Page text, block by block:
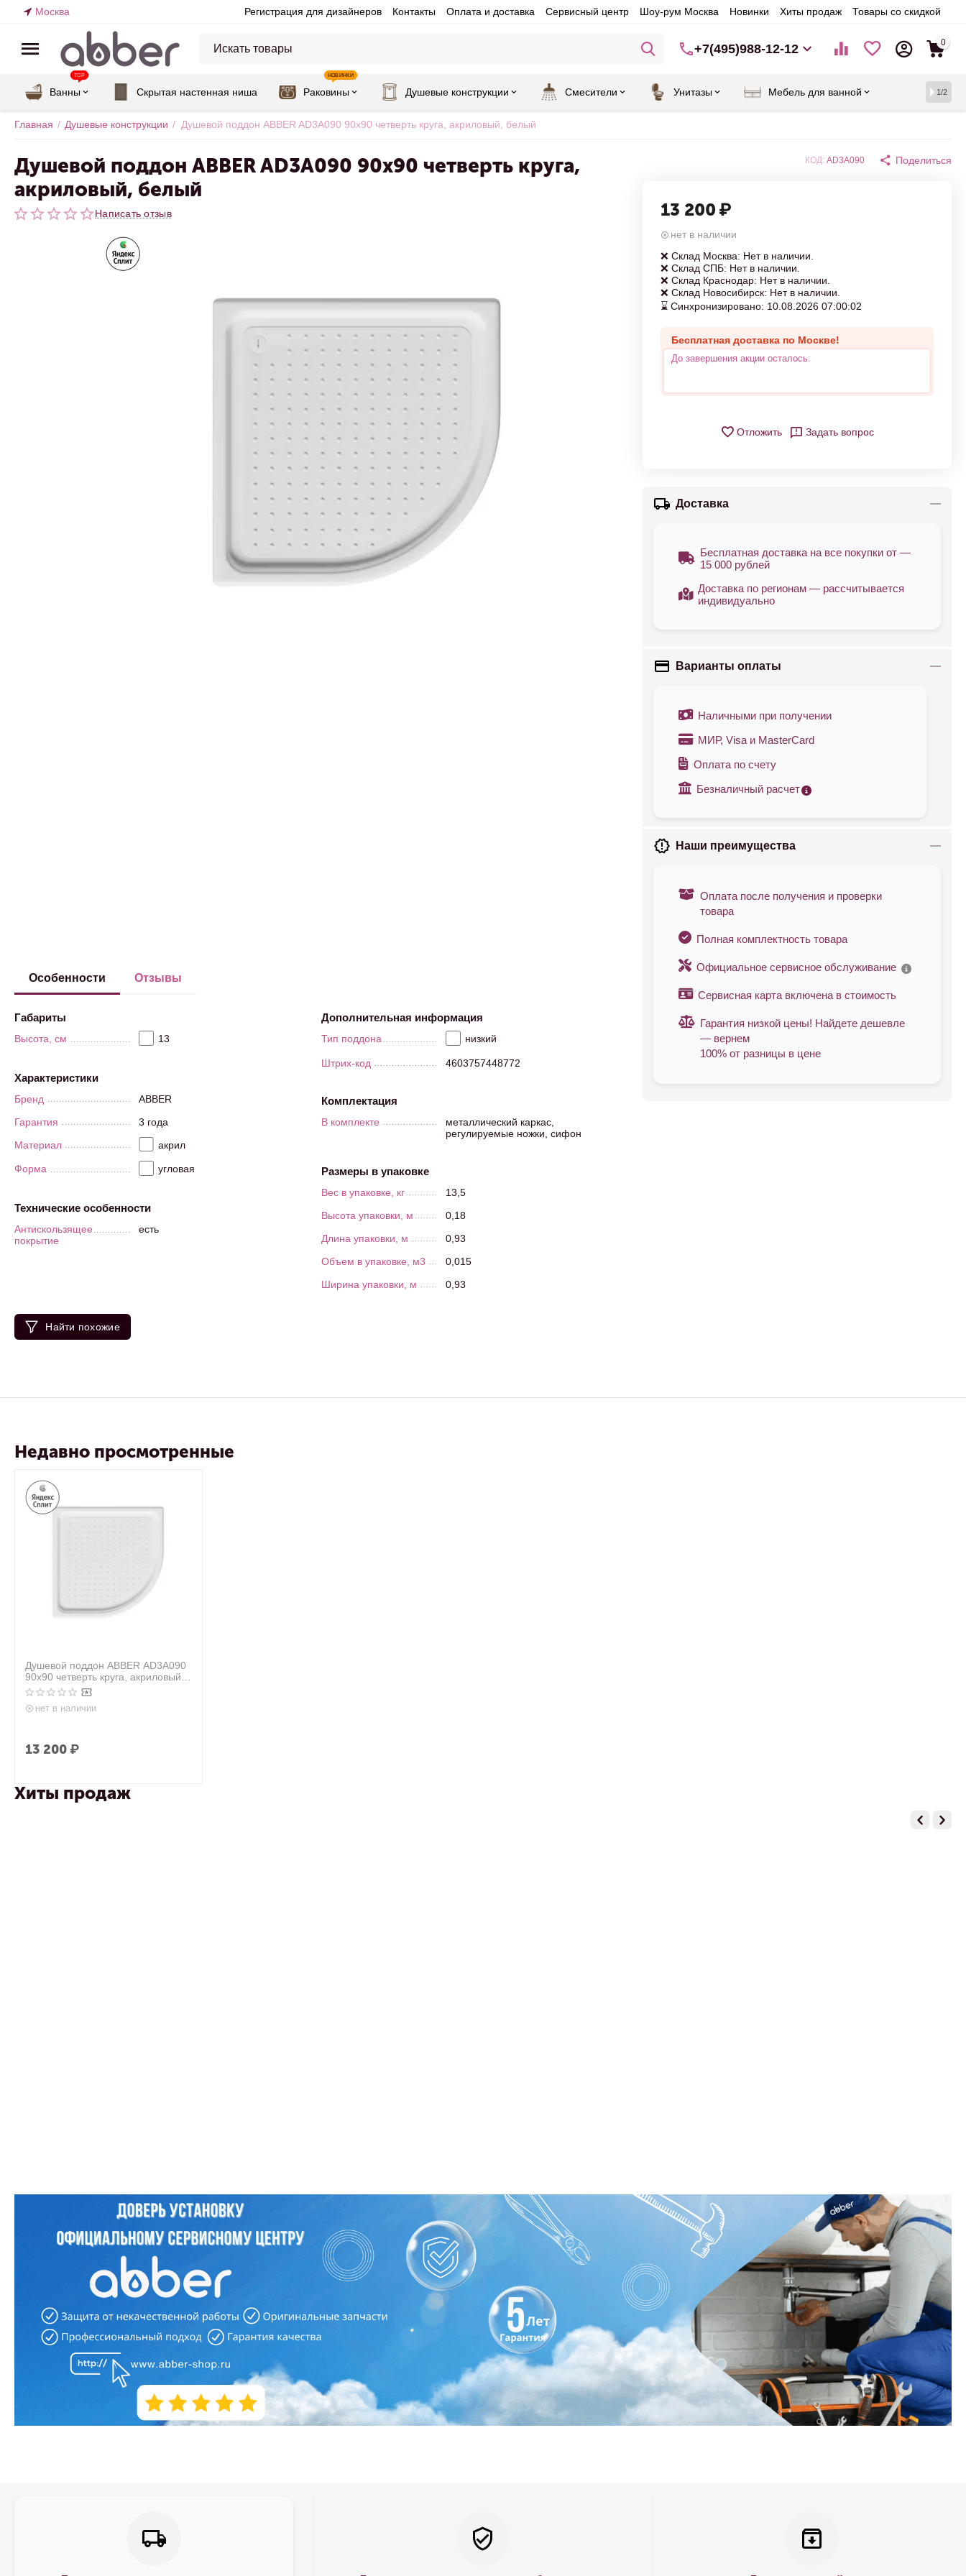
Москва Регистрация для дизайнеров Контакты Оплата и доставка Сервисный центр Шоу-рум Москва Новинки Хиты продаж Товары со скидкой
+7(495)988-12-12 0
Ванны
TOP
Скрытая настенная ниша Раковины
НОВИНКИ
Душевые конструкции Смесители Унитазы Мебель для ванной 1/2
Главная / Душевые конструкции / Душевой поддон ABBER AD3A090 90х90 четверть круга, акриловый, белый
Душевой поддон ABBER AD3A090 90х90 четверть круга,
акриловый, белый
Написать отзыв
КОД: AD3A090 Поделиться
13 200 ₽
нет в наличии
❌ Склад Москва: Нет в наличии.
❌ Склад СПБ: Нет в наличии.
❌ Склад Краснодар: Нет в наличии.
❌ Склад Новосибирск: Нет в наличии.
⌛ Синхронизировано: 10.08.2026 07:00:02
Бесплатная доставка по Москве!
До завершения акции осталось:
Отложить Задать вопрос
Доставка
Бесплатная доставка на все покупки от —
15 000 рублей
Доставка по регионам — рассчитывается
индивидуально
Варианты оплаты
Наличными при получении
МИР, Visa и MasterCard
Оплата по счету
Безналичный расчет
Наши преимущества
Оплата после получения и проверки
товара
Полная комплектность товара
Официальное сервисное обслуживание
Сервисная карта включена в стоимость
Гарантия низкой цены! Найдете дешевле
— вернем
100% от разницы в цене
Особенности Отзывы
Габариты
Высота, см 13
Характеристики
Бренд
ABBER
Гарантия
3 года
Материал
акрил
Форма угловая
Технические особенности
Антискользящее
покрытие
есть
Дополнительная информация
Тип поддона низкий
Штрих-код 4603757448772
Комплектация
В комплекте
металлический каркас,
регулируемые ножки, сифон
Размеры в упаковке
Вес в упаковке, кг
13,5
Высота упаковки, м
0,18
Длина упаковки, м
0,93
Объем в упаковке, м3
0,015
Ширина упаковки, м
0,93
Найти похожие
Недавно просмотренные
Душевой поддон ABBER AD3A090
90х90 четверть круга, акриловый,
белый
нет в наличии
13 200₽
Хиты продаж